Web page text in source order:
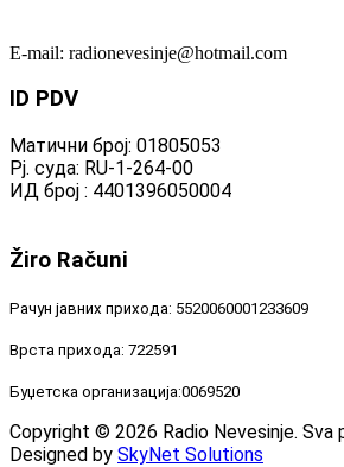
E-mail: radionevesinje@hotmail.com
ID PDV
Матични број: 01805053
Рј. суда: RU-1-264-00
ИД број : 4401396050004
Žiro Računi
Рачун јавних прихода: 5520060001233609
Врста прихода: 722591
Буџетска организација:0069520
Copyright © 2026 Radio Nevesinje. Sva
Designed by SkyNet Solutions